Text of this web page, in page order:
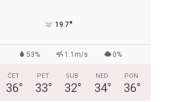
19.7°
53% 1.1m/s 0%
ČET
36°
PET
33°
SUB
32°
NED
34°
PON
36°